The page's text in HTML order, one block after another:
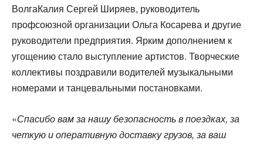
ВолгаКалия Сергей Ширяев, руководитель
профсоюзной организации Ольга Косарева и другие
руководители предприятия. Ярким дополнением к
угощению стало выступление артистов. Творческие
коллективы поздравили водителей музыкальными
номерами и танцевальными постановками.
«Спасибо вам за нашу безопасность в поездках, за
четкую и оперативную доставку грузов, за ваш